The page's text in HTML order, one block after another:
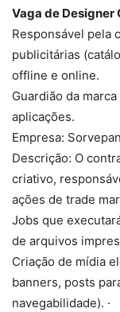
Vaga de Designer
Responsável pela
publicitárias
offline e online.
Guardião da
aplicações.
Empresa:
Descrição: O
criativo,
ações de trade
Jobs que
de arquivos
Criação de mídia
banners, posts
navegabilidade). ·